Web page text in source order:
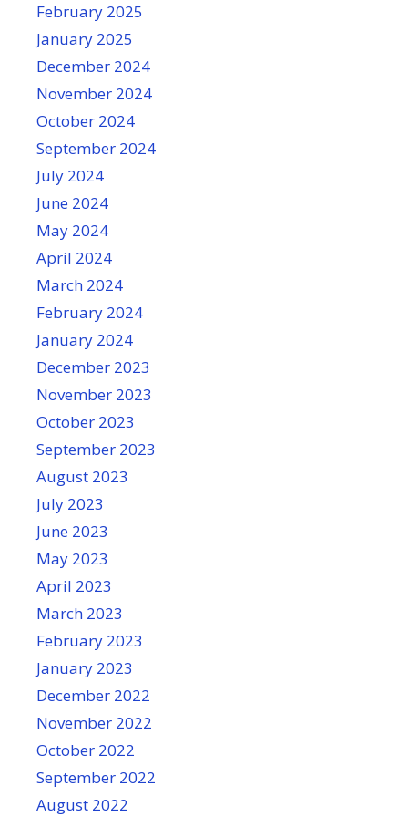
February 2025
January 2025
December 2024
November 2024
October 2024
September 2024
July 2024
June 2024
May 2024
April 2024
March 2024
February 2024
January 2024
December 2023
November 2023
October 2023
September 2023
August 2023
July 2023
June 2023
May 2023
April 2023
March 2023
February 2023
January 2023
December 2022
November 2022
October 2022
September 2022
August 2022